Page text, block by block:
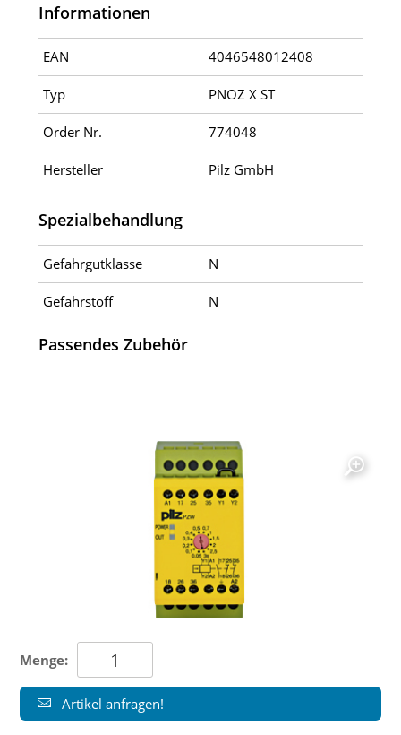
Informationen
EAN 4046548012408
Typ PNOZ X ST
Order Nr. 774048
Hersteller Pilz GmbH
Spezialbehandlung
Gefahrgutklasse N
Gefahrstoff N
Passendes Zubehör
Menge:
Artikel anfragen!